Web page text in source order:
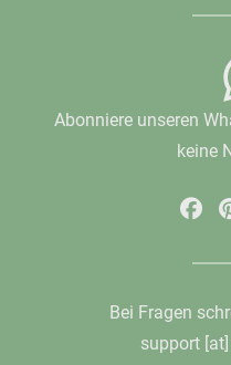
Abonniere unseren
keine
Bei Fragen
support